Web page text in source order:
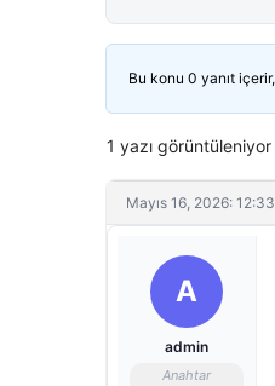
Bu konu 0 yanıt
1 yazı
Mayıs 16, 2026:
A
admin
Anahtar